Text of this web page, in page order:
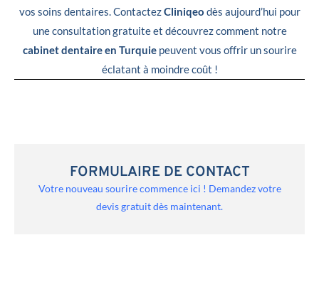
vos soins dentaires. ContactezCliniqeo dès aujourd’hui pour
une consultation gratuite et découvrez comment notre
cabinet dentaire en Turquiepeuvent vous offrir un sourire
éclatant à moindre coût !
FORMULAIRE DE CONTACT
Votre nouveau sourire commence ici ! Demandez votre
devis gratuit dès maintenant.